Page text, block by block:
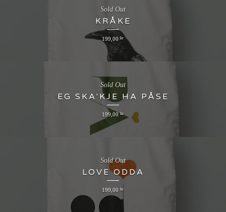
KRÅKE
199,00 kr
Sold Out
EG SKA'KJE HA PÅSE
199,00kr
Sold Out
LOVE ODDA
199,00 kr
Sold Out